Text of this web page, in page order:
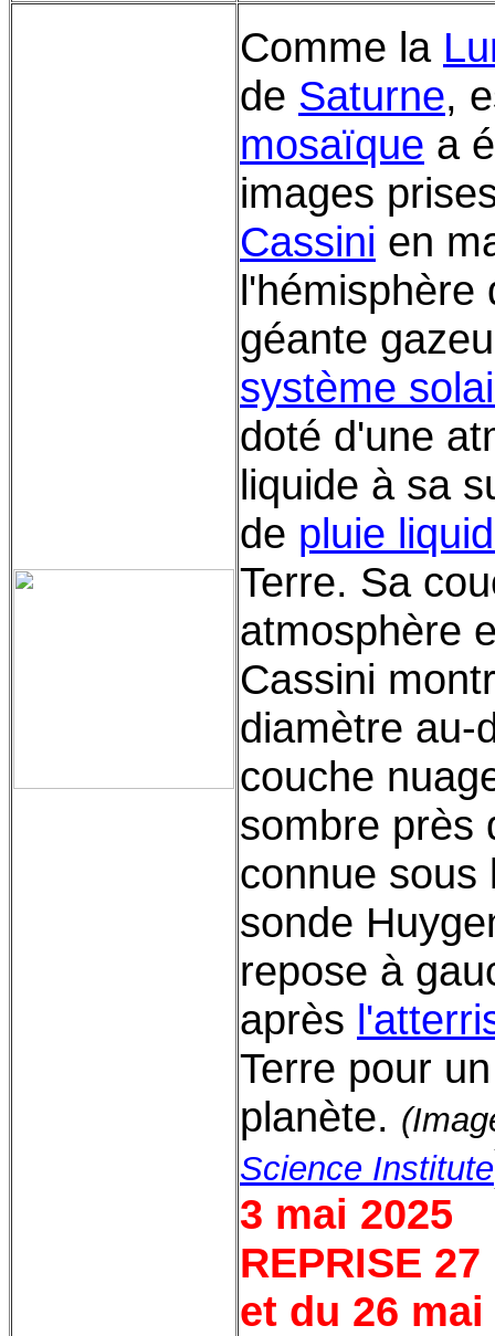
Comme la
de Saturne,
mosaïque a
images
Cassini en
géante
système
doté d'une
liquide à sa
de pluie
Terre. Sa
atmosphère
Cassini
diamètre au-
couche
sombre près
connue
sonde
repose à
après
Terre pour
planète.
Science Institute
3 mai 2025
REPRISE
et du 26 mai